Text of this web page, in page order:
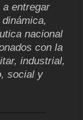
entregar
nacional
con la
industrial,
social y